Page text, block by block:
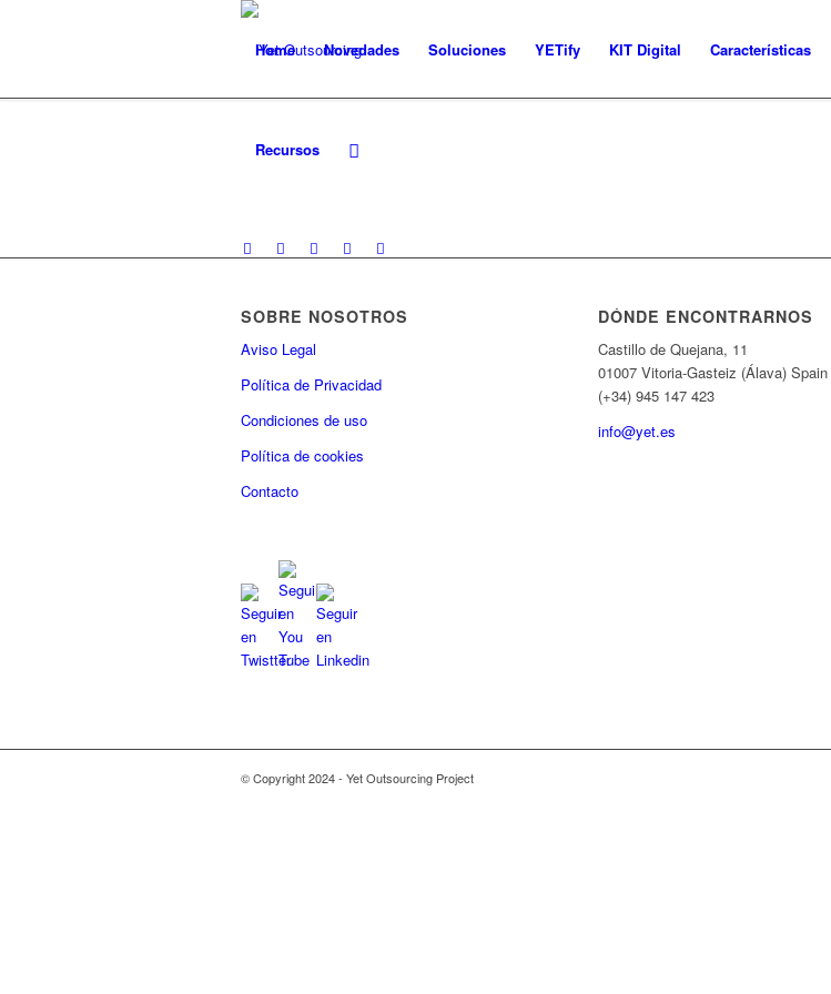
Home Novedades Soluciones YETify KIT Digital Características
Recursos
SOBRE NOSOTROS
Aviso Legal
Política de Privacidad
Condiciones de uso
Política de cookies
Contacto
DÓNDE ENCONTRARNOS
Castillo de Quejana, 11
01007 Vitoria-Gasteiz (Álava) Spain
(+34) 945 147 423
info@yet.es
© Copyright 2024 - Yet Outsourcing Project